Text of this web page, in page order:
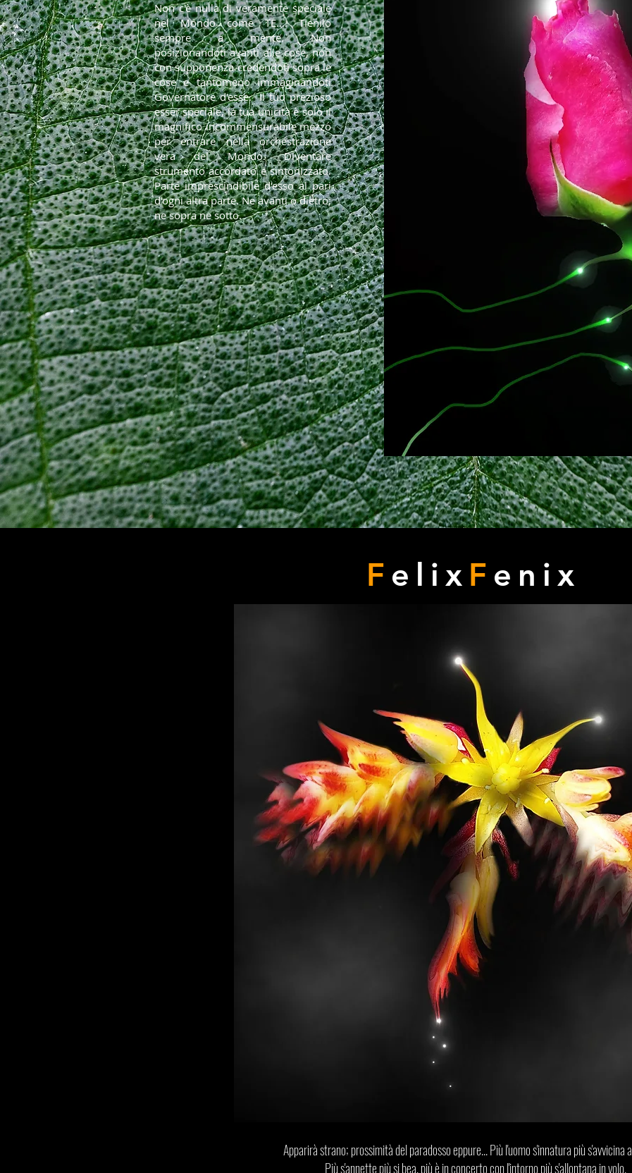
Non c'è nulla di veramente speciale
nel Mondo come TE.... Tienilo
sempre a mente. Non
posizionandoti avanti alle cose, non
con supponenza credendoti sopra le
cose e tantomeno immaginandoti
Governatore d'esse. Il tuo prezioso
esser speciale, la tua unicità è solo il
magnifico incommensurabile mezzo
per entrare nella orchestrazione
vera del Mondo. Diventare
strumento accordato e sintonizzato.
Parte imprescindibile d'esso al pari
d'ogni altra parte. Ne avanti o dietro;
ne sopra ne sotto.
F elix F enix
Apparirà strano; prossimità del paradosso eppure... Più l'uomo s'innatura più s'avvicina
Più s'annette più si bea, più è in concerto con l'intorno più s'allontana in volo.